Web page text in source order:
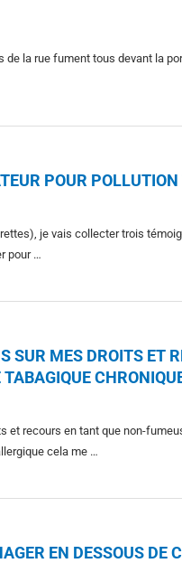
la rue fument tous devant la
POUR
je vais collecter trois
pour …
SUR MES DROITS ET
et recours en tant que non-
cela me …
EN DESSOUS DE